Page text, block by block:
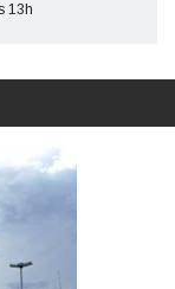
13h